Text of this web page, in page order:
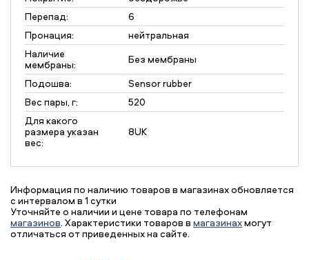
Перепад:
6
Пронация:
нейтральная
Наличие
мембраны:
Без мембраны
Подошва:
Sensor rubber
Вес пары, г:
520
Для какого
размера указан
вес:
8UK
Информация по наличию товаров в магазинах обновляется
с интервалом в 1 сутки
Уточняйте о наличии и цене товара по телефонам
магазинов. Характеристики товаров в магазинахмогут
отличаться от приведенных на сайте.